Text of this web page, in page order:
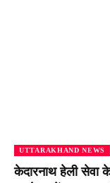
UTTARAKHAND NEWS
केदारनाथ हेली सेवा